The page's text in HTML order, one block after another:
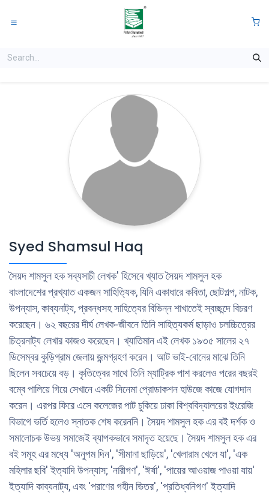
Syed Shamsul Haq
সৈয়দ শামসুল হক সব্যসাচী লেখক' হিসেবে খ্যাত সৈয়দ শামসুল হক
বাংলাদেশের প্রখ্যাত একজন সাহিত্যিক, যিনি একাধারে কবিতা, ছোটগল্প, নাটক,
উপন্যাস, কাব্যনাট্য, প্রবন্ধসহ সাহিত্যের বিভিন্ন শাখাতেই স্বচ্ছন্দে বিচরণ
করেছেন। ৬২ বছরের দীর্ঘ লেখক-জীবনে তিনি সাহিত্যকর্ম ছাড়াও চলচ্চিত্রের
চিত্রনাট্য লেখার কাজও করেছেন। খ্যাতিমান এই লেখক ১৯৩৫ সালের ২৭
ডিসেম্বর কুড়িগ্রাম জেলায় জন্মগ্রহণ করেন। আট ভাই-বোনের মাঝে তিনি
ছিলেন সবচেয়ে বড়। কৃতিত্বের সাথে তিনি ম্যাট্রিক পাশ করলেও পরের বছরই
বম্বে পালিয়ে গিয়ে সেখানে একটি সিনেমা প্রোডাকশন হাউজে কাজে যোগদান
করেন। এরপর ফিরে এসে কলেজের পাট চুকিয়ে ঢাকা বিশ্ববিদ্যালয়ের ইংরেজি
বিভাগে ভর্তি হলেও স্নাতক শেষ করেননি। সৈয়দ শামসুল হক এর বই দর্শক ও
সমালোচক উভয় সমাজেই ব্যাপকভাবে সমাদৃত হয়েছে। সৈয়দ শামসুল হক এর
বই সমূহ এর মধ্যে 'অনুপম দিন', 'সীমানা ছাড়িয়ে', 'খেলারাম খেলে যা', 'এক
মহিলার ছবি' ইত্যাদি উপন্যাস; 'নারীগণ', 'ঈর্ষা', 'পায়ের আওয়াজ পাওয়া যায়'
ইত্যাদি কাব্যনাট্য, এবং 'পরাণের গহীন ভিতর', 'প্রতিধ্বনিগণ' ইত্যাদি